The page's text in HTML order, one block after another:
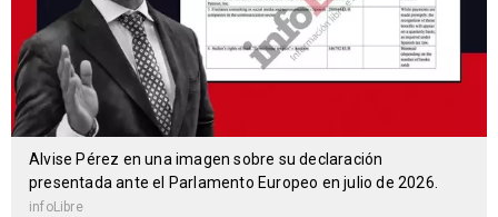
Alvise Pérez en una imagen sobre su declaración
presentada ante el Parlamento Europeo en julio de 2026.
infoLibre